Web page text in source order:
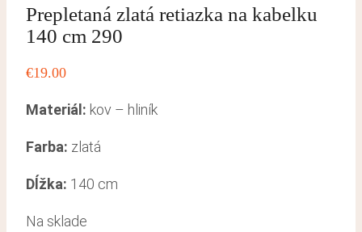
Prepletaná zlatá retiazka na kabelku
140 cm 290
€19.00
Materiál: kov – hliník
Farba: zlatá
Dĺžka: 140 cm
Na sklade